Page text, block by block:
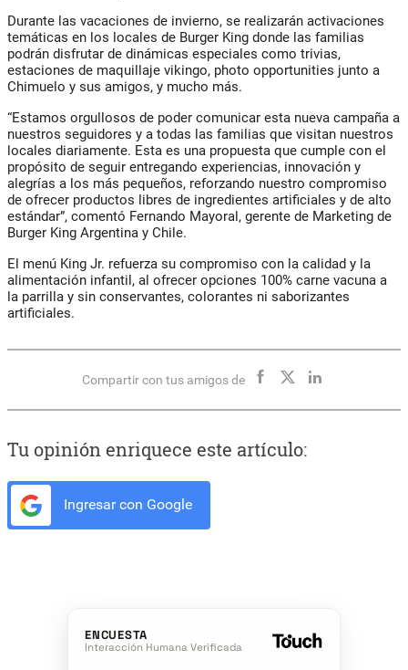
Durante las vacaciones de invierno, se realizarán activaciones
temáticas en los locales de Burger King donde las familias
podrán disfrutar de dinámicas especiales como trivias,
estaciones de maquillaje vikingo, photo opportunities junto a
Chimuelo y sus amigos, y mucho más.
“Estamos orgullosos de poder comunicar esta nueva campaña a
nuestros seguidores y a todas las familias que visitan nuestros
locales diariamente. Esta es una propuesta que cumple con el
propósito de seguir entregando experiencias, innovación y
alegrías a los más pequeños, reforzando nuestro compromiso
de ofrecer productos libres de ingredientes artificiales y de alto
estándar”, comentó Fernando Mayoral, gerente de Marketing de
Burger King Argentina y Chile.
El menú King Jr. refuerza su compromiso con la calidad y la
alimentación infantil, al ofrecer opciones 100% carne vacuna a
la parrilla y sin conservantes, colorantes ni saborizantes
artificiales.
Compartir con tus amigos de
Tu opinión enriquece este artículo:
Ingresar con Google
ENCUESTA
Interacción Humana Verificada